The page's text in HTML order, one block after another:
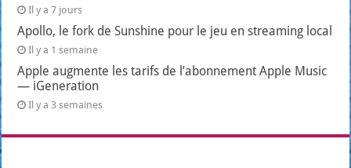
Il y a 7 jours
Apollo, le fork de Sunshine pour le jeu en streaming local
Il y a 1 semaine
Apple augmente les tarifs de l’abonnement Apple Music
— iGeneration
Il y a 3 semaines